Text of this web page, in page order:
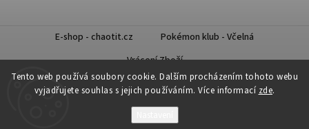
Tento web používá soubory cookie. Dalším procházením tohoto webu
vyjadřujete souhlas s jejich používáním. Více informací zde.
E-shop - chaotit.cz
Pokémon klub - Včelná
Vrácení Zboží